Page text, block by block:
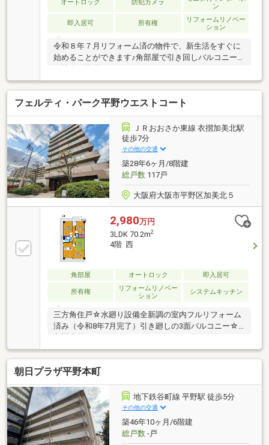
オートロック 防犯カメラ
ン
即入居可 所有権
リフォームリノベー
ション
令和８年７月リフォーム済の物件で、新生活をすぐに
始めることができます♪角部屋で引き回しバルコニー
が特徴の物件です♪
フェルティ・パーク平野ウエストコート
ＪＲおおさか東線 衣摺加美北駅
徒歩7分
その他の交通
築28年6ヶ月/8階建
総戸数117戸
大阪府大阪市平野区加美北５
2,980万円
3LDK 70.2m2
4階 西
角部屋 オートロック 即入居可
所有権
リフォームリノベー
ション
システムキッチン
三方角住戸☆水廻り設備全新調の室内フルリフォーム
済み（令和8年7月完了）引き廻しの3面バルコニー☆
玄関専用ポーチ付き☆2WAYアクセス可能です♪
朝日プラザ平野本町
地下鉄谷町線 平野駅 徒歩5分
その他の交通
築46年10ヶ月/6階建
総戸数-戸